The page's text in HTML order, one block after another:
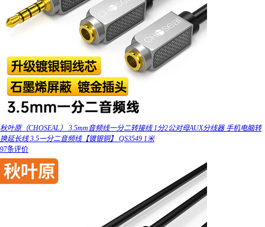
秋叶原（CHOSEAL） 3.5mm音频线一分二转接线 1分2公对母AUX分线器 手机电脑转
换延长线 3.5一分二音频线【镀银铜】 QS3549 1米
97条评价